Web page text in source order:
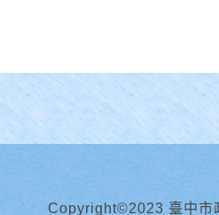
Copyright©2023 臺中市